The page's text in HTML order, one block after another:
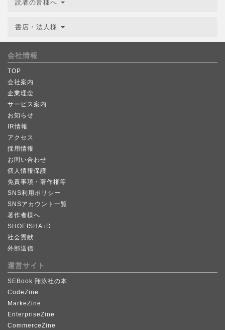
読者の皆様へ
書店・法人様
会社情報
TOP
会社案内
企業理念
サービス案内
お知らせ
IR情報
アクセス
採用情報
お問い合わせ
個人情報保護
免責事項・著作権等
SNS利用ポリシー
SNSアカウント一覧
著作者様へ
SHOEISHA iD
社会貢献
外部送信
運営サイト
SEBook 翔泳社の本
CodeZine
MarkeZine
EnterpriseZine
CommerceZine